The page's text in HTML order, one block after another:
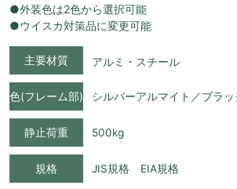
●外装色は2色から選択可能
●ウイスカ対策品に変更可能
主要材質 アルミ・スチール
色(フレーム部) シルバーアルマイト／ブラッ
静止荷重 500kg
規格 JIS規格 EIA規格